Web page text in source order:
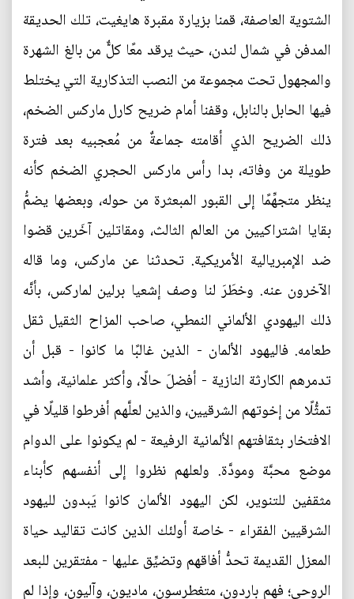
الشتوية العاصفة، قمنا بزيارة مقبرة هايغيت، تلك الحديقة
المدفن في شمال لندن، حيث يرقد معًا كلٌّ من بالغ الشهرة
والمجهول تحت مجموعة من النصب التذكارية التي يختلط
فيها الحابل بالنابل، وقفنا أمام ضريح كارل ماركس الضخم،
ذلك الضريح الذي أقامته جماعةٌ من مُعجبيه بعد فترة
طويلة من وفاته، بدا رأس ماركس الحجري الضخم كأنه
ينظر متجهِّمًا إلى القبور المبعثرة من حوله، وبعضها يضمُّ
بقايا اشتراكيين من العالم الثالث، ومقاتلين آخَرين قضوا
ضد الإمبريالية الأمريكية. تحدثنا عن ماركس، وما قاله
الآخرون عنه. وخطَرَ لنا وصف إشعيا برلين لماركس، بأنَّه
ذلك اليهودي الألماني النمطي، صاحب المزاح الثقيل ثقل
طعامه. فاليهود الألمان - الذين غالبًا ما كانوا - قبل أن
تدمرهم الكارثة النازية - أفضلَ حالًا، وأكثر علمانية، وأشد
تمثُّلًا من إخوتهم الشرقيين، والذين لعلَّهم أفرطوا قليلًا في
الافتخار بثقافتهم الألمانية الرفيعة - لم يكونوا على الدوام
موضع محبَّة ومودَّة. ولعلهم نظروا إلى أنفسهم كأبناء
مثقفين للتنوير، لكن اليهود الألمان كانوا يَبدون لليهود
الشرقيين الفقراء - خاصة أولئك الذين كانت تقاليد حياة
المعزل القديمة تحدُّ أفاقهم وتضيِّق عليها - مفتقرين للبعد
الروحي؛ فهم باردون، متغطرسون، ماديون، وآليون، وإذا لم